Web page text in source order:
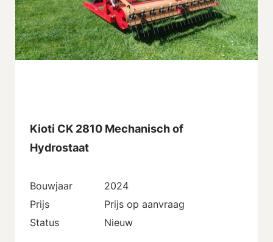
Kioti CK 2810 Mechanisch of
Hydrostaat
Bouwjaar
2024
Prijs
Prijs op aanvraag
Status
Nieuw